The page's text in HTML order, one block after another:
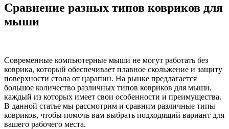
Сравнение разных типов ковриков для
мыши
Современные компьютерные мыши не могут работать без
коврика, который обеспечивает плавное скольжение и защиту
поверхности стола от царапин. На рынке предлагается
большое количество различных типов ковриков для мыши,
каждый из которых имеет свои особенности и преимущества.
В данной статье мы рассмотрим и сравним различные типы
ковриков, чтобы помочь вам выбрать подходящий вариант для
вашего рабочего места.